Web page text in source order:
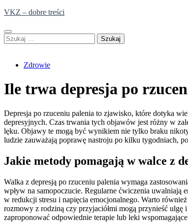
Skip
content
VKZ – dobre treści
Szukaj:
Zdrowie
Ile trwa depresja po
Depresja po rzuceniu palenia to zjawisko, które dotyka
depresyjnych. Czas trwania tych objawów jest różny w
lęku. Objawy te mogą być wynikiem nie tylko braku
ludzie zauważają poprawę nastroju po kilku tygodniach,
Jakie metody pomagają w walce z
Walka z depresją po rzuceniu palenia wymaga
wpływ na samopoczucie. Regularne ćwiczenia uwalniają
w redukcji stresu i napięcia emocjonalnego. Warto
rozmowy z rodziną czy przyjaciółmi mogą przynieść
zaproponować odpowiednie terapie lub leki